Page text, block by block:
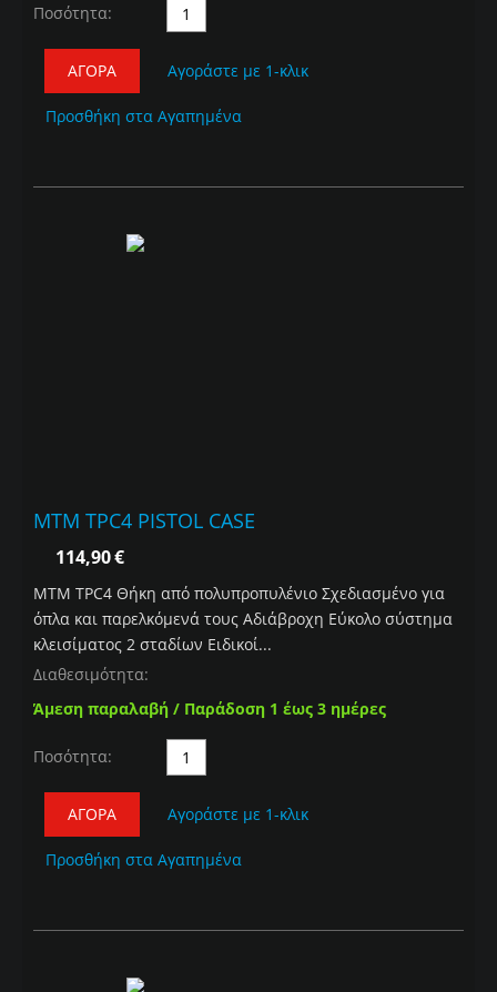
Ποσότητα:
ΑΓΟΡΆ Αγοράστε με 1-κλικ
Προσθήκη στα Αγαπημένα
MTM TPC4 PISTOL CASE
114,90€
MTM TPC4 Θήκη από πολυπροπυλένιο Σχεδιασμένο για
όπλα και παρελκόμενά τους Αδιάβροχη Εύκολο σύστημα
κλεισίματος 2 σταδίων Ειδικοί...
Διαθεσιμότητα:
Άμεση παραλαβή / Παράδοση 1 έως 3 ημέρες
Ποσότητα:
ΑΓΟΡΆ Αγοράστε με 1-κλικ
Προσθήκη στα Αγαπημένα